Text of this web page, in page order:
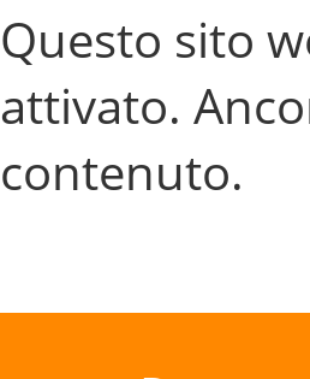
Questo sito
attivato.
contenuto.